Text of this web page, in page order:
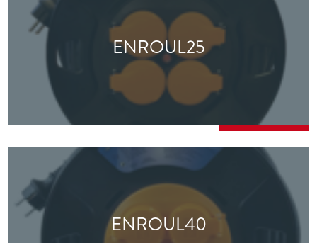
ENROUL25
ENROUL40